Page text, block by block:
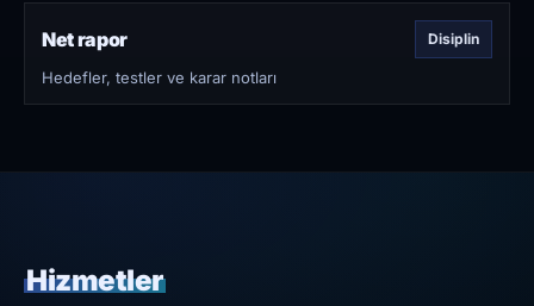
Net rapor Disiplin
Hedefler, testler ve karar notları
Hizmetler